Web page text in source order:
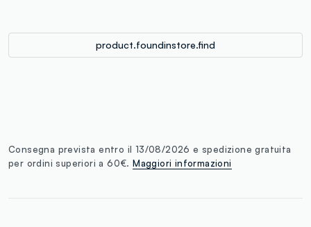
product.foundinstore.find
Consegna prevista entro il 13/08/2026 e spedizione gratuita
per ordini superiori a 60€.Maggiori informazioni